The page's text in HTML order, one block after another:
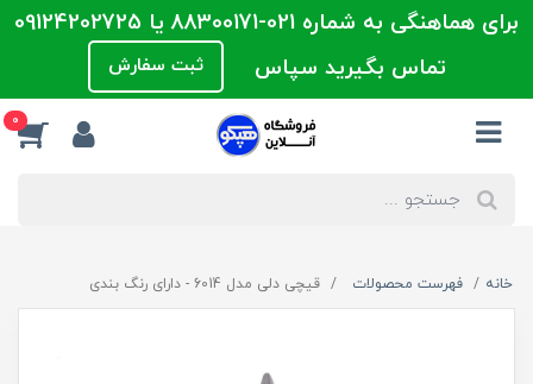
برای هماهنگی به شماره 021-88300171 یا 09124202725
تماس بگیرید سپاس
ثبت سفارش
0
خانه فهرست محصولات قیچی دلی مدل 6014 - دارای رنگ بندی